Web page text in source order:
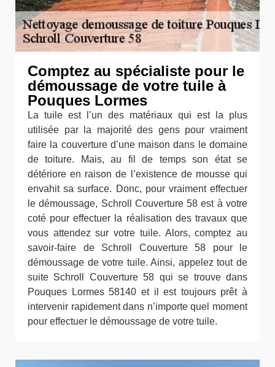
Comptez au spécialiste pour le
démoussage de votre tuile à
Pouques Lormes
La tuile est l’un des matériaux qui est la plus
utilisée par la majorité des gens pour vraiment
faire la couverture d’une maison dans le domaine
de toiture. Mais, au fil de temps son état se
détériore en raison de l’existence de mousse qui
envahit sa surface. Donc, pour vraiment effectuer
le démoussage, Schroll Couverture 58 est à votre
coté pour effectuer la réalisation des travaux que
vous attendez sur votre tuile. Alors, comptez au
savoir-faire de Schroll Couverture 58 pour le
démoussage de votre tuile. Ainsi, appelez tout de
suite Schroll Couverture 58 qui se trouve dans
Pouques Lormes 58140 et il est toujours prêt à
intervenir rapidement dans n’importe quel moment
pour effectuer le démoussage de votre tuile.